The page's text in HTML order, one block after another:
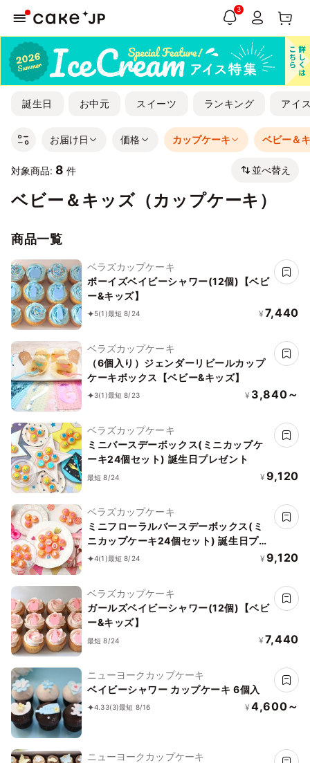
3
誕生日 お中元 スイーツ ランキング アイ
お届け日 価格 カップケーキ ベビー＆
対象商品: 8 件 並べ替え
ベビー＆キッズ（カップケーキ）
商品一覧
ベラズカップケーキ
ボーイズベイビーシャワー(12個)【ベビ
ー&キッズ】
5(1)最短 8/24 ¥ 7,440
ベラズカップケーキ
（6個入り）ジェンダーリビールカップ
ケーキボックス【ベビー&キッズ】
3(1)最短 8/23 ¥ 3,840～
ベラズカップケーキ
ミニバースデーボックス(ミニカップケ
ーキ24個セット) 誕生日プレゼント
最短 8/24 ¥ 9,120
ベラズカップケーキ
ミニフローラルバースデーボックス(ミ
ニカップケーキ24個セット) 誕生日プレ
ゼント
4(1)最短 8/24 ¥ 9,120
ベラズカップケーキ
ガールズベイビーシャワー(12個)【ベビ
ー&キッズ】
最短 8/24 ¥ 7,440
ニューヨークカップケーキ
ベイビーシャワー カップケーキ 6個入
4.33(3)最短 8/16 ¥ 4,600～
ニューヨークカップケーキ